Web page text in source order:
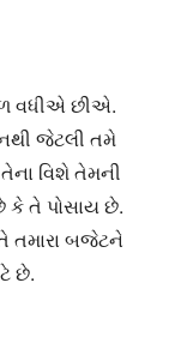
વધીએ છીએ.
નથી જેટલી તમે
વિશે તેમની
તે પોસાય છે.
તમારા બજેટને
છે.